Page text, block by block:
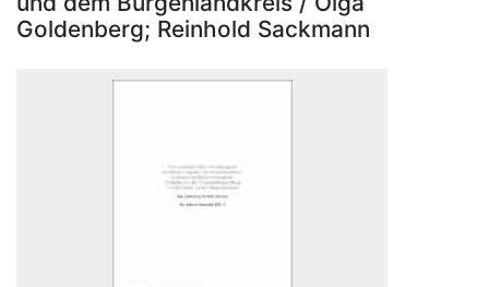
Goldenberg; Reinhold Sackmann